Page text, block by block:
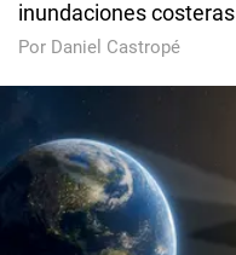
inundaciones costeras
Por Daniel Castropé